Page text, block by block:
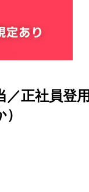
正社員登